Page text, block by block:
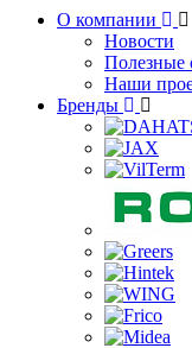
О компании
Новости
Полезные
Наши
Бренды